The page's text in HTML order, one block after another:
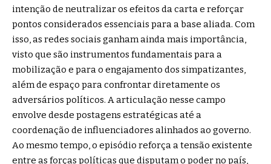
intenção de neutralizar os efeitos da carta e reforçar
pontos considerados essenciais para a base aliada. Com
isso, as redes sociais ganham ainda mais importância,
visto que são instrumentos fundamentais para a
mobilização e para o engajamento dos simpatizantes,
além de espaço para confrontar diretamente os
adversários políticos. A articulação nesse campo
envolve desde postagens estratégicas até a
coordenação de influenciadores alinhados ao governo.
Ao mesmo tempo, o episódio reforça a tensão existente
entre as forças políticas que disputam o poder no país,